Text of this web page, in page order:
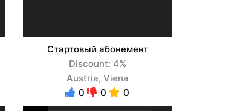
Стартовый абонемент
Discount: 4%
Austria, Viena
0
0 0